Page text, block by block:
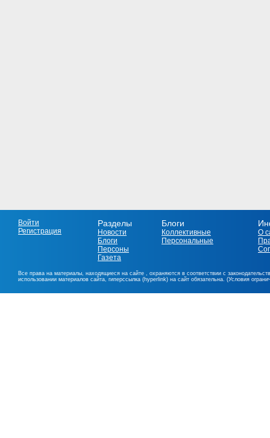
Войти
Регистрация
Разделы
Новости
Блоги
Персоны
Газета
Блоги
Коллективные
Персональные
О
Все права на материалы, находящиеся на сайте , охраняются в соответствии с
использовании материалов сайта, гиперссылка (hyperlink) на сайт обязательна. (Условия